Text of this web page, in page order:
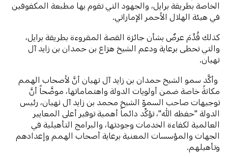
الخاصة بطريقة برايل، والجهود التي تقوم بها مطبعة المكفوفين
في هيئة الهلال الأحمر الإماراتي.
كذلك قُدِّمَ عرضٌ بشأن جائزة القصة المقروءة بطريقة برايل،
والتي تحظى برعاية ودعم الشيخ هزاع بن حمدان بن زايد آل
نهيان.
وأكَّد سمو الشيخ حمدان بن زايد آل نهيان أنَّ لأصحاب الهمم
مكانةً خاصة ضمن أولويات الدولة واهتماماتها، موضَّحاً أنَّ
توجيهات صاحب السموّ الشيخ محمد بن زايد آل نهيان، رئيس
الدولة "حفظه الله"، تؤكِّد دائماً أهمية توفير أعلى المعايير
العالمية لكفاءة الخدمات وجودتها، والبرامج التأهيلية في
الجهات والمؤسسات المعنية برعاية أصحاب الهمم وإعدادهم
وتأهيلهم.